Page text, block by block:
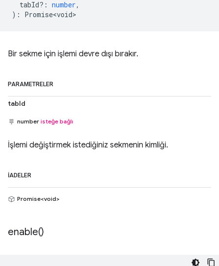
tabId? : number,
) : Promise<void>
Bir sekme için işlemi devre dışı bırakır.
PARAMETRELER
tabId
number isteğe bağlı
İşlemi değiştirmek istediğiniz sekmenin kimliği.
İADELER
Promise<void>
enable()